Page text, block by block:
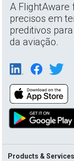
A FlightAware
precisos em
preditivos
da aviação.
Products & Services